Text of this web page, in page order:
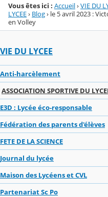
Vous êtes ici : Accueil›VIE DU
LYCEE› Blog› le 5 avril 2023 :
en Volley
VIE DU LYCEE
Anti-harcèlement
ASSOCIATION SPORTIVE DU
E3D : Lycée éco-responsable
Fédération des parents d'élèves
FETE DE LA SCIENCE
Journal du lycée
Maison des Lycéens et CVL
Partenariat Sc Po